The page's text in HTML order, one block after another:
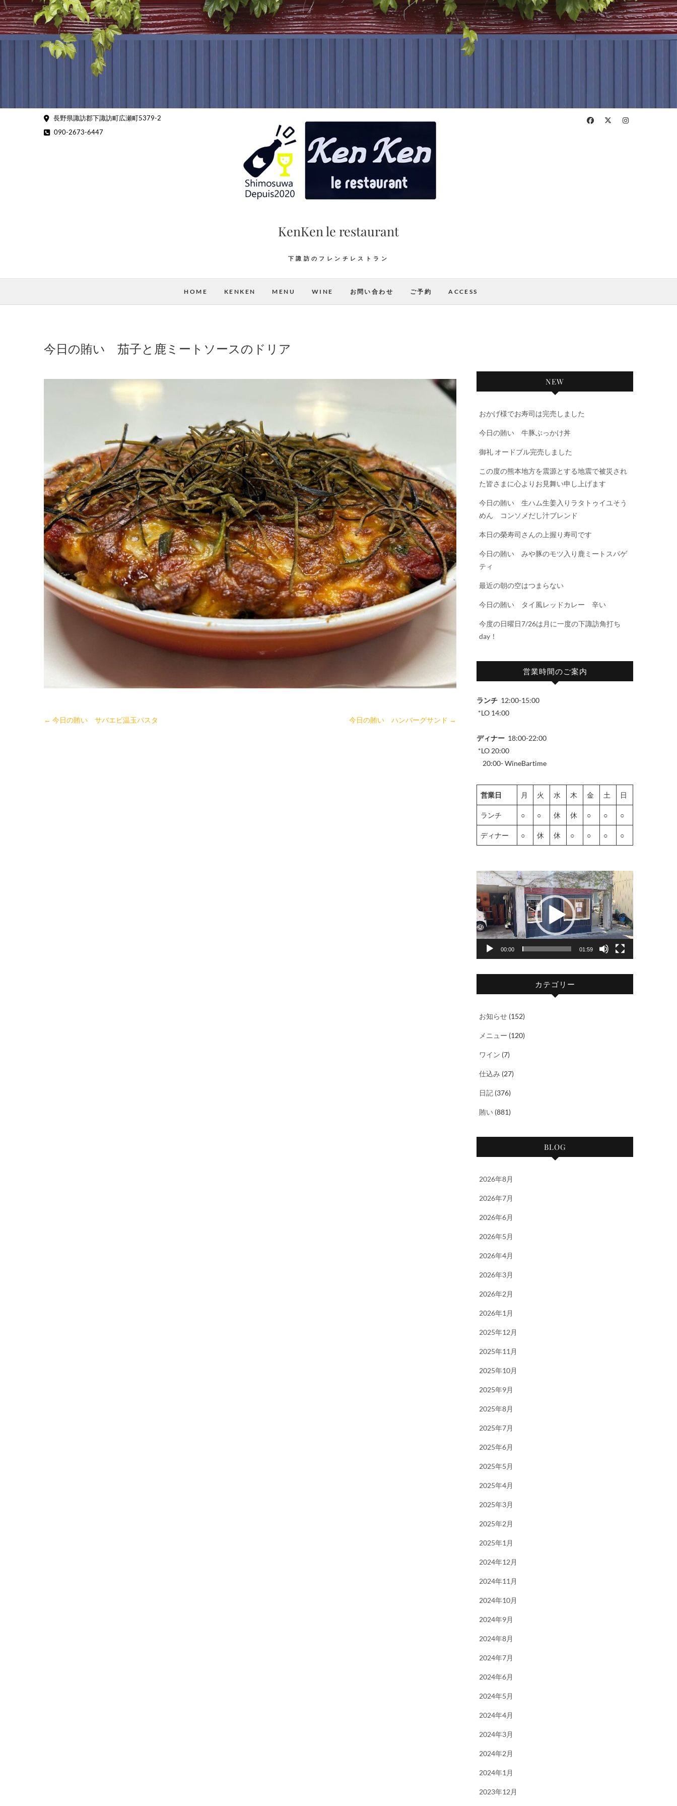
Skip
to
content
長野県諏訪郡下諏訪町広瀬町5379-2
090-2673-6447
KenKen le restaurant
下諏訪のフレンチレストラン
HOME KENKEN MENU WINE お問い合わせ ご予約 ACCESS
今日の賄い 茄子と鹿ミートソースのドリア
← 今日の賄い サバエビ温玉パスタ 今日の賄い ハンバーグサンド →
NEW
おかげ様でお寿司は完売しました
今日の賄い 牛豚ぶっかけ丼
御礼 オードブル完売しました
この度の熊本地方を震源とする地震で被災され
た皆さまに心よりお見舞い申し上げます
今日の賄い 生ハム生姜入りラタトゥイユそう
めん コンソメだし汁ブレンド
本日の榮寿司さんの上握り寿司です
今日の賄い みや豚のモツ入り鹿ミートスパゲ
ティ
最近の朝の空はつまらない
今日の賄い タイ風レッドカレー 辛い
今度の日曜日7/26は月に一度の下諏訪角打ち
day！
営業時間のご案内
ランチ 12:00-15:00
*LO 14:00
ディナー 18:00-22:00
*LO 20:00
20:00- WineBartime
営業日 月 火 水 木 金 土 日
ランチ ○ ○ 休 休 ○ ○ ○
ディナー ○ 休 休 ○ ○ ○ ○
動
画
プ
レ
ー
ヤ
00:00 01:59
カテゴリー
お知らせ (152)
メニュー (120)
ワイン (7)
仕込み (27)
日記 (376)
賄い (881)
BLOG
2026年8月
2026年7月
2026年6月
2026年5月
2026年4月
2026年3月
2026年2月
2026年1月
2025年12月
2025年11月
2025年10月
2025年9月
2025年8月
2025年7月
2025年6月
2025年5月
2025年4月
2025年3月
2025年2月
2025年1月
2024年12月
2024年11月
2024年10月
2024年9月
2024年8月
2024年7月
2024年6月
2024年5月
2024年4月
2024年3月
2024年2月
2024年1月
2023年12月